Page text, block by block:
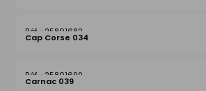
25801682
Cap Corse 034
25801699
Carnac 039